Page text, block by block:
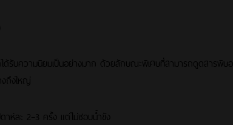
ด้รับความนิยมเป็นอย่างมาก ด้วยลักษณะพิเศษที่สามารถดูดสารพิษ
ถึงใหญ่
ห์ละ 2–3 ครั้ง แต่ไม่ชอบน้ำขัง